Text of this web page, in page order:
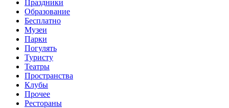
Праздники
Образование
Бесплатно
Музеи
Парки
Погулять
Туристу
Театры
Пространства
Клубы
Прочее
Рестораны